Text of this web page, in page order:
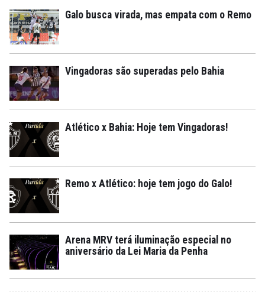
Galo busca virada, mas empata com o Remo
Vingadoras são superadas pelo Bahia
Atlético x Bahia: Hoje tem Vingadoras!
Remo x Atlético: hoje tem jogo do Galo!
Arena MRV terá iluminação especial no
aniversário da Lei Maria da Penha